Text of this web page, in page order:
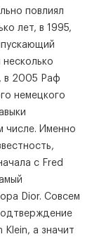
повлиял
лет, в 1995,
в 2005 Раф
немецкого
числе. Именно
с Fred
Dior. Совсем
а значит